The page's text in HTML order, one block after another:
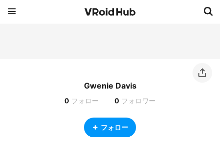
Gwenie Davis
0 フォロー 0 フォロワー
フォロー